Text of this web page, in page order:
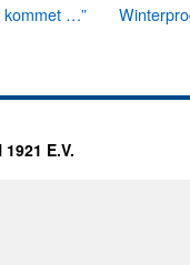
kommet …”
1921 E.V.